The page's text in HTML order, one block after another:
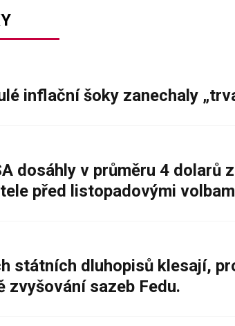
inflační šoky zanechaly
dosáhly v průměru 4
před listopadovými
státních dluhopisů klesají,
zvyšování sazeb Fedu.